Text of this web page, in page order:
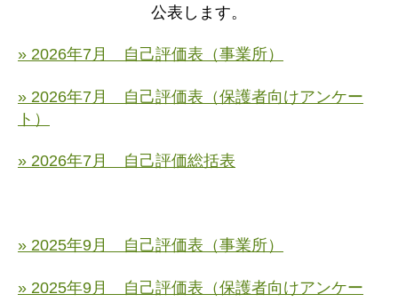
公表します。
» 2026年7月 自己評価表（事業所）
» 2026年7月 自己評価表（保護者向けアンケー
ト）
» 2026年7月 自己評価総括表
» 2025年9月 自己評価表（事業所）
» 2025年9月 自己評価表（保護者向けアンケー